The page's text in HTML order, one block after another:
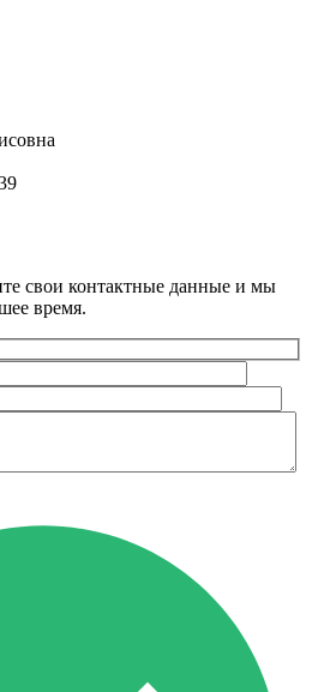
свои контактные данные и мы
время.